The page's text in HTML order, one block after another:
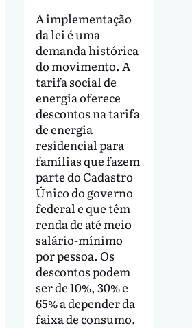
A implementação
da lei é uma
demanda histórica
do movimento. A
tarifa social de
energia oferece
descontos na tarifa
de energia
residencial para
famílias que fazem
parte do Cadastro
Único do governo
federal e que têm
renda de até meio
salário-mínimo
por pessoa. Os
descontos podem
ser de 10%, 30% e
65% a depender da
faixa de consumo.